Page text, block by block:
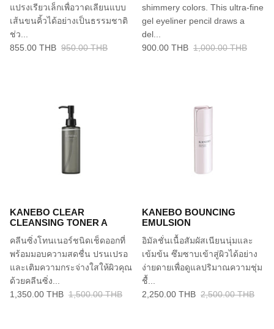
แปรงเรียวเล็กเพื่อวาดเลียนแบบ
เส้นขนคิ้วได้อย่างเป็นธรรมชาติ
ช่ว...
855.00 THB 950.00 THB
shimmery colors. This ultra-fine
gel eyeliner pencil draws a
del...
900.00 THB 1,000.00 THB
KANEBO CLEAR
CLEANSING TONER A
คลีนซิ่งโทนเนอร์ชนิดเช็ดออกที่
พร้อมมอบความสดชื่น ปรนเปรอ
และเติมความกระจ่างใสให้ผิวคุณ
ด้วยคลีนซิ่ง...
1,350.00 THB 1,500.00 THB
KANEBO BOUNCING
EMULSION
อิมัลชั่นเนื้อสัมผัสเนียนนุ่มและ
เข้มข้น ซึมซาบเข้าสู่ผิวได้อย่าง
ง่ายดายเพื่อดูแลปริมาณความชุ่ม
ชื้...
2,250.00 THB 2,500.00 THB